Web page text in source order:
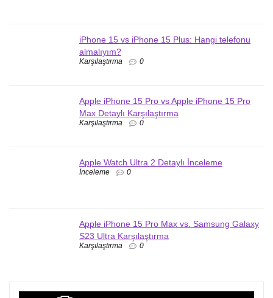
iPhone 15 vs iPhone 15 Plus: Hangi telefonu
almalıyım?
Karşılaştırma 0
Apple iPhone 15 Pro vs Apple iPhone 15 Pro
Max Detaylı Karşılaştırma
Karşılaştırma 0
Apple Watch Ultra 2 Detaylı İnceleme
İnceleme 0
Apple iPhone 15 Pro Max vs. Samsung Galaxy
S23 Ultra Karşılaştırma
Karşılaştırma 0